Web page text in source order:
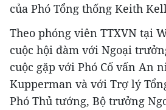
của Phó Tổng thống Keith
Theo phóng viên TTXVN tại
cuộc hội đàm với Ngoại
cuộc gặp với Phó Cố vấn An
Kupperman và với Trợ lý
Phó Thủ tướng, Bộ trưởng